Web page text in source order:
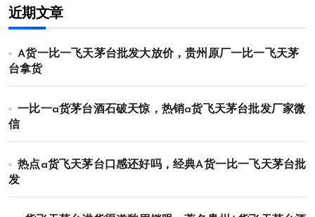
近期文章
A货一比一飞天茅台批发大放价，贵州原厂一比一飞天茅
台拿货
一比一a货茅台酒石破天惊，热销a货飞天茅台批发厂家微
信
热点a货飞天茅台口感还好吗，经典A货一比一飞天茅台批
发